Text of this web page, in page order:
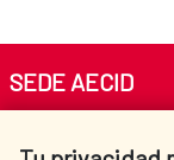
SEDE AECID